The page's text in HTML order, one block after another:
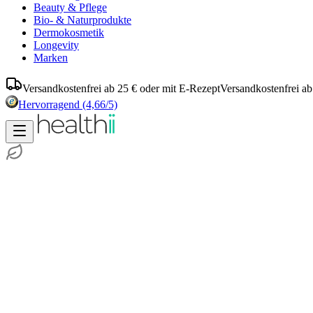
Beauty & Pflege
Bio- & Naturprodukte
Dermokosmetik
Longevity
Marken
Versandkostenfrei ab 25 € oder mit E-RezeptVersandkostenfrei
Hervorragend (4,66/5)